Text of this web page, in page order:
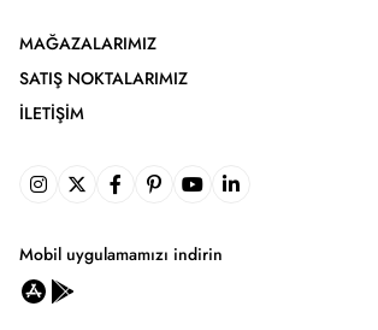
MAĞAZALARIMIZ
SATIŞ NOKTALARIMIZ
İLETIŞIM
Mobil uygulamamızı indirin